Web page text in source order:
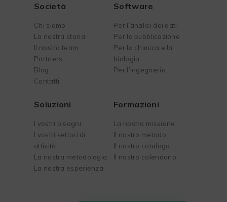
Società
Chi siamo
La nostra storia
Il nostro team
Partners
Blog
Contatti
Software
Per l’analisi dei dati
Per la pubblicazione
Per la chimica e la
biologia
Per l’ingegneria
Soluzioni
I vostri bisogni
I vostri settori di
attività
La nostra metodologia
La nostra esperienza
Formazioni
La nostra missione
Il nostro metodo
Il nostro catalogo
Il nostro calendario